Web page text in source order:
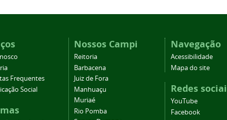
Frequentes
Social
Nossos Campi
Reitoria
Barbacena
Juiz de Fora
Manhuaçu
Muriaé
Rio Pomba
Navegação
Acessibilidade
Mapa do site
Redes
YouTube
Facebook